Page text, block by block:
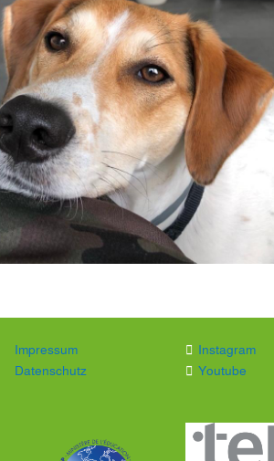
Impressum
Datenschutz
Instagram
Youtube